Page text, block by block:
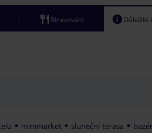
Stravování Důležité
minimarket sluneční terasa